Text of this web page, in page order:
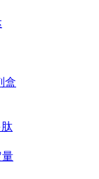
盒
量